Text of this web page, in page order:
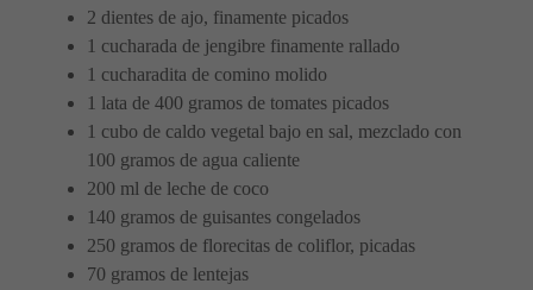
2 dientes de ajo, finamente picados
1 cucharada de jengibre finamente rallado
1 cucharadita de comino molido
1 lata de 400 gramos de tomates picados
1 cubo de caldo vegetal bajo en sal, mezclado con
100 gramos de agua caliente
200 ml de leche de coco
140 gramos de guisantes congelados
250 gramos de florecitas de coliflor, picadas
70 gramos de lentejas